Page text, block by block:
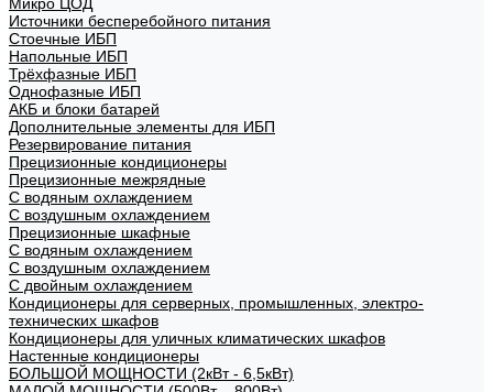
Источники бесперебойного питания
Стоечные ИБП
Напольные ИБП
Трёхфазные ИБП
Однофазные ИБП
АКБ и блоки батарей
Дополнительные элементы для ИБП
Резервирование питания
Прецизионные кондиционеры
Прецизионные межрядные
С водяным охлаждением
С воздушным охлаждением
Прецизионные шкафные
С водяным охлаждением
С воздушным охлаждением
С двойным охлаждением
Кондиционеры для серверных, промышленных, электро-
технических шкафов
Кондиционеры для уличных климатических шкафов
Настенные кондиционеры
БОЛЬШОЙ МОЩНОСТИ (2кВт - 6,5кВт)